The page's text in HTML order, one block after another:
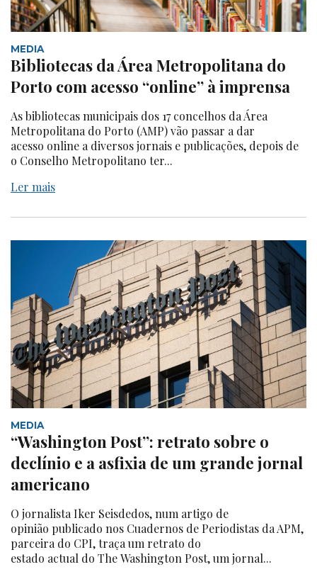
MEDIA
Bibliotecas da Área Metropolitana do
Porto com acesso “online” à imprensa
As bibliotecas municipais dos 17 concelhos da Área
Metropolitana do Porto (AMP) vão passar a dar
acesso online a diversos jornais e publicações, depois de
o Conselho Metropolitano ter...
Ler mais
MEDIA
“Washington Post”: retrato sobre o
declínio e a asfixia de um grande jornal
americano
O jornalista Iker Seisdedos, num artigo de
opinião publicado nos Cuadernos de Periodistas da APM,
parceira do CPI, traça um retrato do
estado actual do The Washington Post, um jornal...